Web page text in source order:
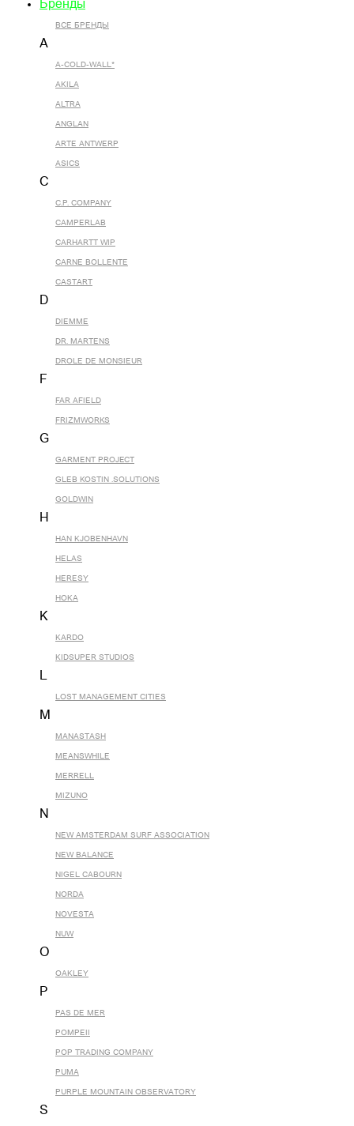
Бренды
ВСЕ БРЕНДЫ
A
A-COLD-WALL*
AKILA
ALTRA
ANGLAN
ARTE ANTWERP
ASICS
C
C.P. COMPANY
CAMPERLAB
CARHARTT WIP
CARNE BOLLENTE
CASTART
D
DIEMME
DR. MARTENS
DROLE DE MONSIEUR
F
FAR AFIELD
FRIZMWORKS
G
GARMENT PROJECT
GLEB KOSTIN .SOLUTIONS
GOLDWIN
H
HAN KJOBENHAVN
HELAS
HERESY
HOKA
K
KARDO
KIDSUPER STUDIOS
L
LOST MANAGEMENT CITIES
M
MANASTASH
MEANSWHILE
MERRELL
MIZUNO
N
NEW AMSTERDAM SURF ASSOCIATION
NEW BALANCE
NIGEL CABOURN
NORDA
NOVESTA
NUW
O
OAKLEY
P
PAS DE MER
POMPEII
POP TRADING COMPANY
PUMA
PURPLE MOUNTAIN OBSERVATORY
S